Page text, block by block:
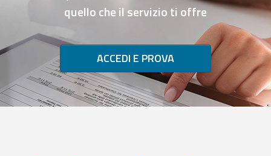
quello che il servizio ti offre
ACCEDI E PROVA